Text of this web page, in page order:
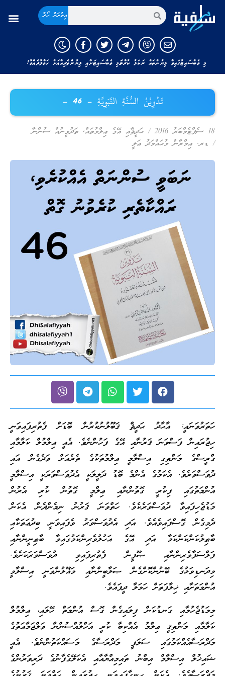
އިތުރަށް ހޯދާ
މި ވެބްސައިޓުގައިވާ ލިޔުންތައް ނަކަލު ކުރާނަމަ މި ވެބްސައިޓަށާއި ލިޔުންތެރިއާއަށް ހަވާލާދެއްވާ!
تَدْوِيْنُ السُّنَّةِ النَّبَوِيَّةِ – 46 –
18 ސެޕްޓެމްބަރު 2016 / ޙަދީޘާއި އޭގެ ޢިލްމުތައް, ތަދުވީނުއް ސުންނާ
/ ޑރ. ޢިމްރާން މުޙައްމަދު ޢަލީ
ހަތަރުވަނައީ: އާޙާދު ޙަދީޘް ޤަބޫލުނުކުރުން ބޮޑަށް ފެތުރިފައިވަނީ
ހިޖުރައިން ފަސްވަނަ ޤަރުނާއި އޭގެ ފަހުންނެވެ. އެއީ ޢިލްމުލް ކަލާމާއި
ގްރީސްގެ މަންޠިގި އިސްލާމީ ޢިލްމުތަކުގެ ތެރެއަށް ވަދެގެން އައި
ދުވަސްވަރެވެ. އެކަމުގެ އެންމެ ބޮޑު ދަލީލަކީ އެދުވަސްވަރަކީ އިސްލާމީ
އުންމަތުގައި ފިކުރީ ގޮތުންނާއި ޢިލްމީ ގޮތުން ކުރި އެރުން
މަޑުޖެހިފައިވާ ދުވަސްވަރެކެވެ. ހަތްވަނަ ޤަރުނު ނިމެންދެން އެކަން
ދެމިގެން ގޮސްފައިވެއެވެ. އަދި އެދުވަސްވަރު ވެފައިވަނީ ބިދުޢަތަކާއި
ބާޠިލުކަންކަންކަމާ އަދި އޭގެ އަހުލުވެރިންކަމުގައިވާ ބާޠިނީންނާއި
ފަލްސަފާވެރިންނާއި ޞޫފީން ފެތުރިފައިވި ދުވަސްވަރަކަށެވެ.
މިދަނޑިވަޅުގެ ބޭނުންކޮށްގެން ޞަލާބީންނާއި މަޣޫލުންވަނީ އިސްލާމީ
އުންމަތަށާއި ޚިލާފަތަށް ހަމަލާ ދީފައެވެ.
މިމަޑުޖެހުމާއި ގަނޑުކަން ފިލައިގެން ގޮސް އުންމަތް ހޭލައި، ޢިލްމުލް
ކަލާމާއި މަންޠިޤީ ޢިލްމު އެއްކިބާ ކުރީ އަހްލުއްސުންނާ ވަލްޖަމާޢަތުގެ
މަދްރަސާއެއްކަމުގައި ސަލަފީ މަދްރަސާގެ މަސައްކަތުންނެވެ. އެއީ
ޝައިޚުލް އިސްލާމް އިބްނު ތައިމިއްޔާއާއި އެކަލޭގެފާނުގެ ދަރިވަރުންގެ